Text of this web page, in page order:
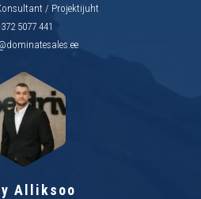
/ Projektijuht
5077 441
Alliksoo